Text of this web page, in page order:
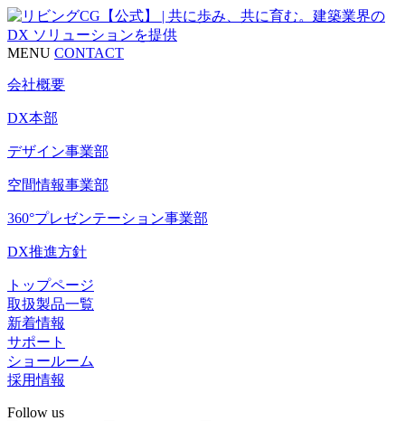
MENU CONTACT
会社概要
DX本部
デザイン事業部
空間情報事業部
360°プレゼンテーション事業部
DX推進方針
トップページ
取扱製品一覧
新着情報
サポート
ショールーム
採用情報
Follow us